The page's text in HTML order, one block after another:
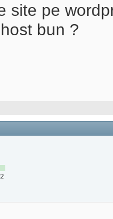
site pe
bun ?